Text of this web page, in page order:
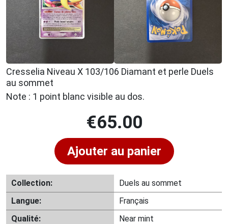
Cresselia Niveau X 103/106 Diamant et perle Duels
au sommet
Note : 1 point blanc visible au dos.
€65.00
Ajouter au panier
Collection:
Duels au sommet
Langue:
Français
Qualité:
Near mint